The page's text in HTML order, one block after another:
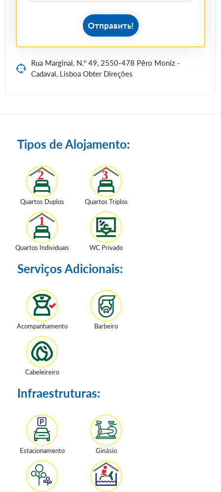
Отправить!
Rua Marginal, N.º 49, 2550-478 Pêro Moniz -
Cadaval, Lisboa Obter Direções
Tipos de Alojamento:
Quartos Duplos Quartos Triplos
Quartos Individuais WC Privado
Serviços Adicionais:
Acompanhamento Barbeiro
Cabeleireiro
Infraestruturas:
Estacionamento Ginásio